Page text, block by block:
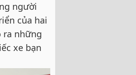
người
của hai
ra những
xe bạn